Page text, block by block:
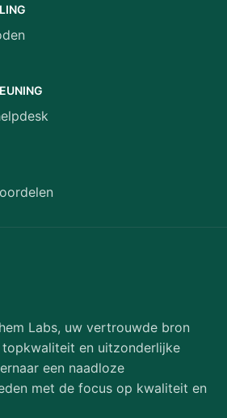
Labs, uw vertrouwde bron
en uitzonderlijke
een naadloze
met de focus op kwaliteit en